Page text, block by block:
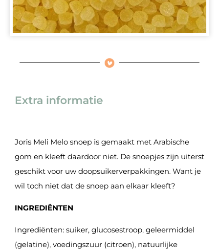
Extra informatie
Joris Meli Melo snoep is gemaakt met Arabische
gom en kleeft daardoor niet. De snoepjes zijn uiterst
geschikt voor uw doopsuikerverpakkingen. Want je
wil toch niet dat de snoep aan elkaar kleeft?
INGREDIËNTEN
Ingrediënten: suiker, glucosestroop, geleermiddel
(gelatine), voedingszuur (citroen), natuurlijke